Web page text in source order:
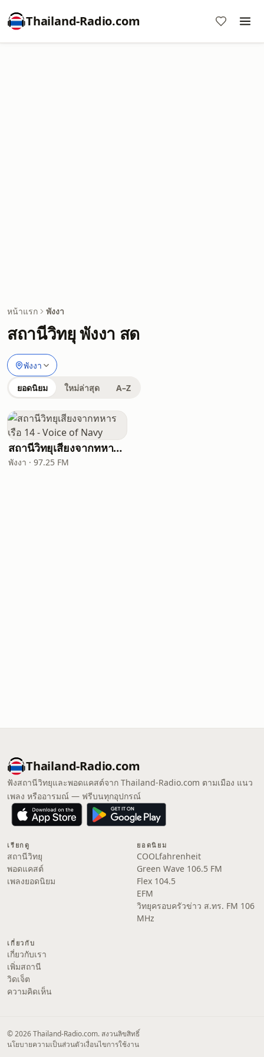
Thailand-Radio.com
หน้าแรก พังงา
สถานีวิทยุ พังงา สด
พังงา
ยอดนิยม ใหม่ล่าสุด A–Z
สถานีวิทยุเสียงจากทหารเรือ 14 - Voice of Navy
พังงา · 97.25 FM
Thailand-Radio.com
ฟังสถานีวิทยุและพอดแคสต์จาก Thailand-Radio.com ตามเมือง แนว
เพลง หรืออารมณ์ — ฟรีบนทุกอุปกรณ์
เรียกดู
สถานีวิทยุ
พอดแคสต์
เพลงยอดนิยม
ยอดนิยม
COOLfahrenheit
Green Wave 106.5 FM
Flex 104.5
EFM
วิทยุครอบครัวข่าว ส.ทร. FM 106
MHz
เกี่ยวกับ
เกี่ยวกับเรา
เพิ่มสถานี
วิดเจ็ต
ความคิดเห็น
© 2026 Thailand-Radio.com. สงวนลิขสิทธิ์
นโยบายความเป็นส่วนตัวเงื่อนไขการใช้งาน